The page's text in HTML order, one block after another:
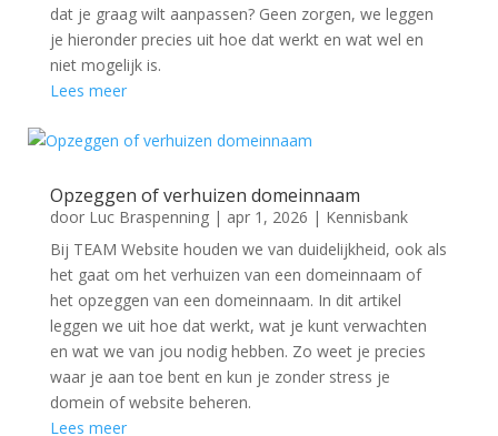
dat je graag wilt aanpassen? Geen zorgen, we leggen
je hieronder precies uit hoe dat werkt en wat wel en
niet mogelijk is.
Lees meer
Opzeggen of verhuizen domeinnaam
door Luc Braspenning| apr 1, 2026 | Kennisbank
Bij TEAM Website houden we van duidelijkheid, ook als
het gaat om het verhuizen van een domeinnaam of
het opzeggen van een domeinnaam. In dit artikel
leggen we uit hoe dat werkt, wat je kunt verwachten
en wat we van jou nodig hebben. Zo weet je precies
waar je aan toe bent en kun je zonder stress je
domein of website beheren.
Lees meer